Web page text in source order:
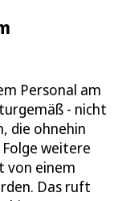
Personal am
- nicht
die ohnehin
weitere
von einem
Das ruft